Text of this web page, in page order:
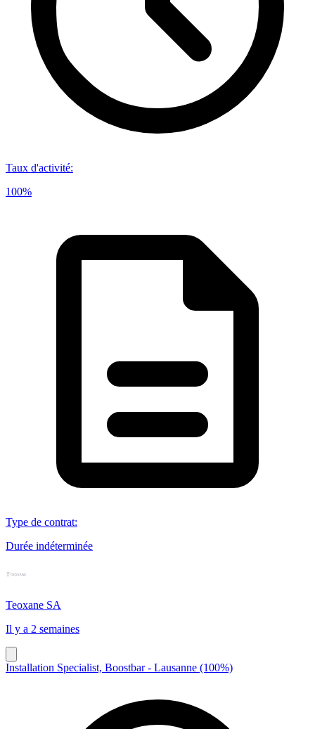
Taux d'activité:
100%
Type de contrat:
Durée indéterminée
Teoxane SA
Il y a 2 semaines
Installation Specialist, Boostbar - Lausanne (100%)